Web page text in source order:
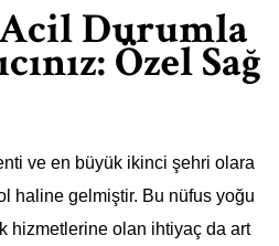
Durumla
Özel Sağ
ve en büyük ikinci şehri olara
haline gelmiştir. Bu nüfus yoğu
hizmetlerine olan ihtiyaç da art